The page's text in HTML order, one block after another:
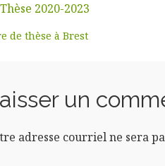
2020-2023
de thèse à Brest
un
adresse courriel ne sera